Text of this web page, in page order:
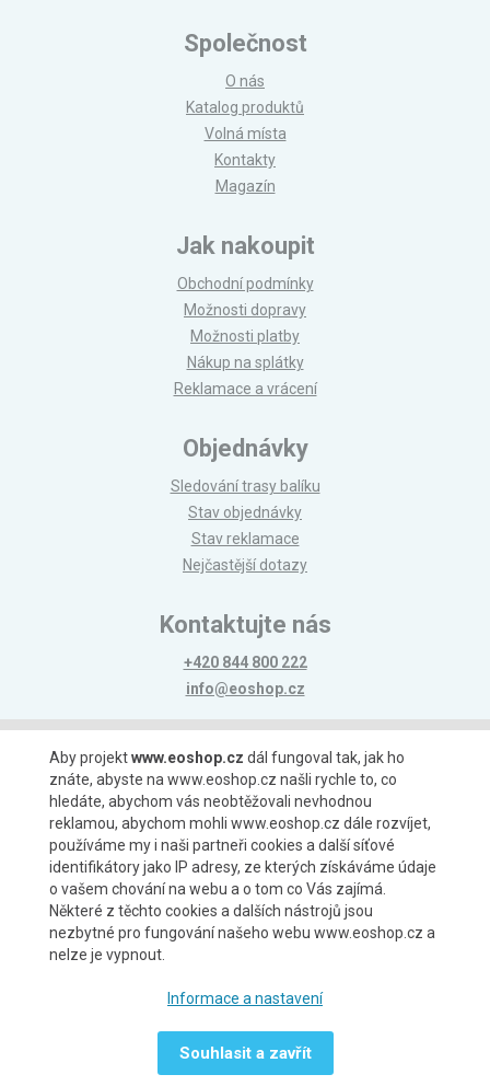
Společnost
O nás
Katalog produktů
Volná místa
Kontakty
Magazín
Jak nakoupit
Obchodní podmínky
Možnosti dopravy
Možnosti platby
Nákup na splátky
Reklamace a vrácení
Objednávky
Sledování trasy balíku
Stav objednávky
Stav reklamace
Nejčastější dotazy
Kontaktujte nás
+420 844 800 222
info@eoshop.cz
Možnosti platby
Možnosti dopravy
Aby projektwww.eoshop.cz dál fungoval tak, jak ho
znáte, abyste na www.eoshop.cz našli rychle to, co
hledáte, abychom vás neobtěžovali nevhodnou
reklamou, abychom mohli www.eoshop.cz dále rozvíjet,
používáme my i naši partneři cookies a další síťové
identifikátory jako IP adresy, ze kterých získáváme údaje
o vašem chování na webu a o tom co Vás zajímá.
Některé z těchto cookies a dalších nástrojů jsou
nezbytné pro fungování našeho webu www.eoshop.cz a
nelze je vypnout.
Informace a nastavení
Souhlasit a zavřít